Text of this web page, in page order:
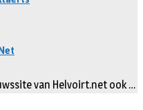
van Helvoirt.net ook …